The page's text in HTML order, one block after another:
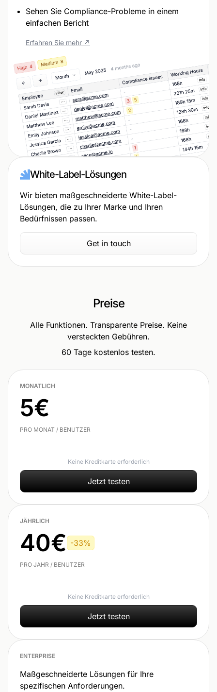
Sehen Sie Compliance-Probleme in einem
einfachen Bericht
Erfahren Sie mehr ↗
White-Label-Lösungen
Wir bieten maßgeschneiderte White-Label-
Lösungen, die zu Ihrer Marke und Ihren
Bedürfnissen passen.
Get in touch
Preise
Alle Funktionen. Transparente Preise. Keine
versteckten Gebühren.
60 Tage kostenlos testen.
MONATLICH
5€
PRO MONAT / BENUTZER
Keine Kreditkarte erforderlich
Jetzt testen
JÄHRLICH
40€ -33%
PRO JAHR / BENUTZER
Keine Kreditkarte erforderlich
Jetzt testen
ENTERPRISE
Maßgeschneiderte Lösungen für Ihre
spezifischen Anforderungen.